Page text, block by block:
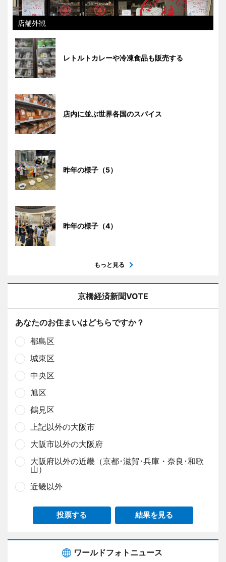
店舗外観
レトルトカレーや冷凍食品も販売する
店内に並ぶ世界各国のスパイス
昨年の様子（5）
昨年の様子（4）
もっと見る
京橋経済新聞VOTE
あなたのお住まいはどちらですか？
都島区
城東区
中央区
旭区
鶴見区
上記以外の大阪市
大阪市以外の大阪府
大阪府以外の近畿（京都･滋賀･兵庫・奈良･和歌
山）
近畿以外
投票する 結果を見る
ワールドフォトニュース